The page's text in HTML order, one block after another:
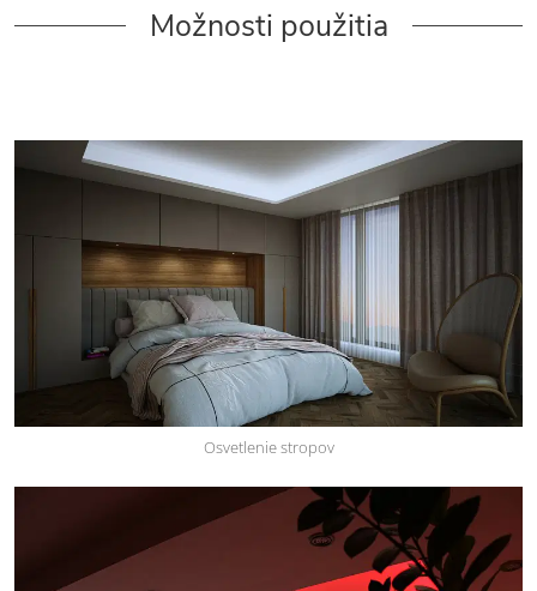
Možnosti použitia
Osvetlenie stropov